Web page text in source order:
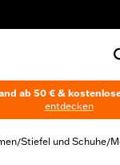
ab 50 € &
entdecken
/Stiefel und Schuhe/